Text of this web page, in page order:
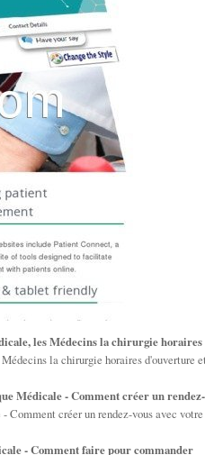
les Médecins la chirurgie horaires
la chirurgie horaires d'ouverture et
Médicale - Comment créer un rendez-
créer un rendez-vous avec votre
- Comment faire pour commander